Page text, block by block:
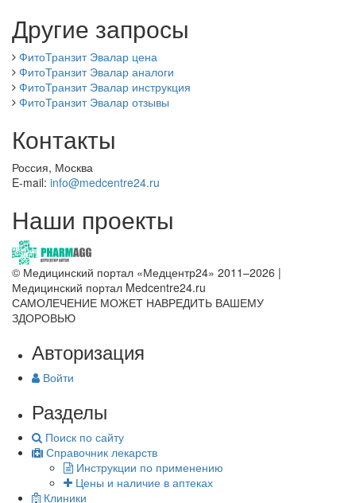
Другие запросы
ФитоТранзит Эвалар цена
ФитоТранзит Эвалар аналоги
ФитоТранзит Эвалар инструкция
ФитоТранзит Эвалар отзывы
Контакты
Россия, Москва
E-mail: info@medcentre24.ru
Наши проекты
© Медицинский портал «Медцентр24» 2011–2026 |
Медицинский портал Medcentre24.ru
САМОЛЕЧЕНИЕ МОЖЕТ НАВРЕДИТЬ ВАШЕМУ
ЗДОРОВЬЮ
Авторизация
Войти
Разделы
Поиск по сайту
Справочник лекарств
Инструкции по применению
Цены и наличие в аптеках
Клиники